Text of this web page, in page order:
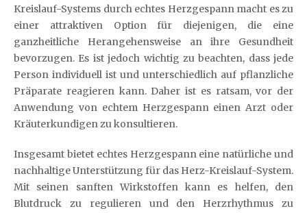
Kreislauf-Systems durch echtes Herzgespann macht es zu
einer attraktiven Option für diejenigen, die eine
ganzheitliche Herangehensweise an ihre Gesundheit
bevorzugen. Es ist jedoch wichtig zu beachten, dass jede
Person individuell ist und unterschiedlich auf pflanzliche
Präparate reagieren kann. Daher ist es ratsam, vor der
Anwendung von echtem Herzgespann einen Arzt oder
Kräuterkundigen zu konsultieren.
Insgesamt bietet echtes Herzgespann eine natürliche und
nachhaltige Unterstützung für das Herz-Kreislauf-System.
Mit seinen sanften Wirkstoffen kann es helfen, den
Blutdruck zu regulieren und den Herzrhythmus zu